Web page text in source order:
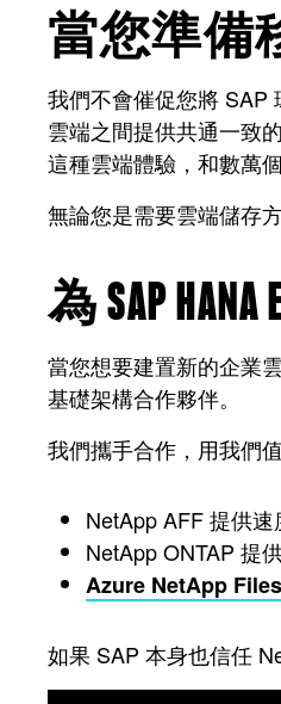
當您準備
我們不會催促您將 SAP
雲端之間提供共通一致
這種雲端體驗，和數萬
無論您是需要雲端儲存
為 SAP HANA
當您想要建置新的企業
基礎架構合作夥伴。
我們攜手合作，用我們
NetApp AFF 提供
NetApp ONTAP 提
Azure NetApp Files
如果 SAP 本身也信任